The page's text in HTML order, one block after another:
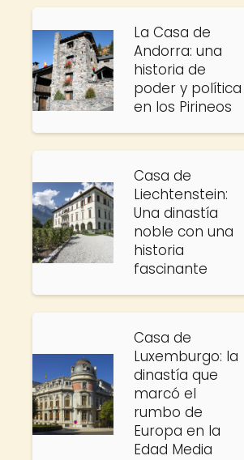
La Casa de
Andorra: una
historia de
poder y política
en los Pirineos
Casa de
Liechtenstein:
Una dinastía
noble con una
historia
fascinante
Casa de
Luxemburgo: la
dinastía que
marcó el
rumbo de
Europa en la
Edad Media